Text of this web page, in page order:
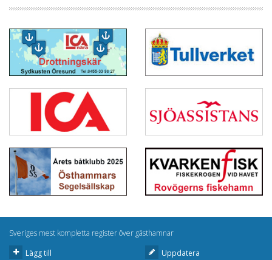
Sveriges mest kompletta register över gästhamnar
Lägg till
Uppdatera